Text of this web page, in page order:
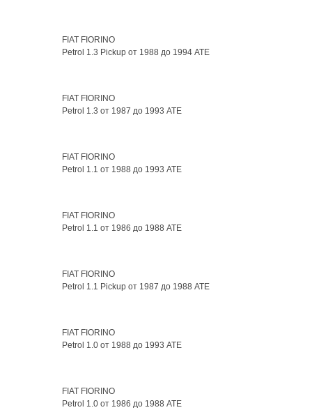
FIAT FIORINO
Petrol 1.3 Pickup от 1988 до 1994 ATE
FIAT FIORINO
Petrol 1.3 от 1987 до 1993 ATE
FIAT FIORINO
Petrol 1.1 от 1988 до 1993 ATE
FIAT FIORINO
Petrol 1.1 от 1986 до 1988 ATE
FIAT FIORINO
Petrol 1.1 Pickup от 1987 до 1988 ATE
FIAT FIORINO
Petrol 1.0 от 1988 до 1993 ATE
FIAT FIORINO
Petrol 1.0 от 1986 до 1988 ATE